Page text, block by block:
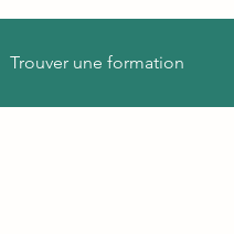
Trouver une formation